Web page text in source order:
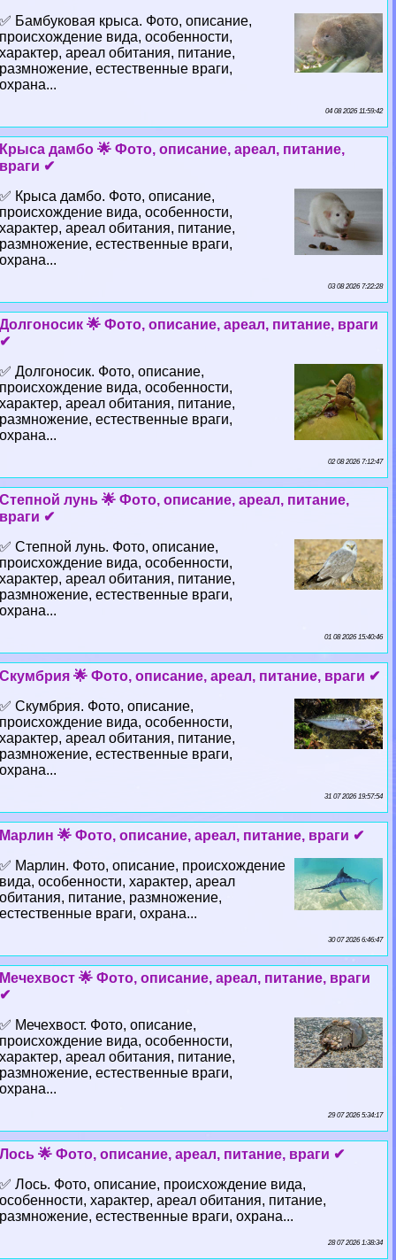
✅ Бамбуковая крыса. Фото, описание,
происхождение вида, особенности,
хаpaктер, ареал обитания, питание,
размножение, естественные враги,
охрана...
04 08 2026 11:59:42
Крыса дамбо 🌟 Фото, описание, ареал, питание,
враги ✔
✅ Крыса дамбо. Фото, описание,
происхождение вида, особенности,
хаpaктер, ареал обитания, питание,
размножение, естественные враги,
охрана...
03 08 2026 7:22:28
Долгоносик 🌟 Фото, описание, ареал, питание, враги
✔
✅ Долгоносик. Фото, описание,
происхождение вида, особенности,
хаpaктер, ареал обитания, питание,
размножение, естественные враги,
охрана...
02 08 2026 7:12:47
Степной лунь 🌟 Фото, описание, ареал, питание,
враги ✔
✅ Степной лунь. Фото, описание,
происхождение вида, особенности,
хаpaктер, ареал обитания, питание,
размножение, естественные враги,
охрана...
01 08 2026 15:40:46
Скумбрия 🌟 Фото, описание, ареал, питание, враги ✔
✅ Скумбрия. Фото, описание,
происхождение вида, особенности,
хаpaктер, ареал обитания, питание,
размножение, естественные враги,
охрана...
31 07 2026 19:57:54
Марлин 🌟 Фото, описание, ареал, питание, враги ✔
✅ Марлин. Фото, описание, происхождение
вида, особенности, хаpaктер, ареал
обитания, питание, размножение,
естественные враги, охрана...
30 07 2026 6:46:47
Мечехвост 🌟 Фото, описание, ареал, питание, враги
✔
✅ Мечехвост. Фото, описание,
происхождение вида, особенности,
хаpaктер, ареал обитания, питание,
размножение, естественные враги,
охрана...
29 07 2026 5:34:17
Лось 🌟 Фото, описание, ареал, питание, враги ✔
✅ Лось. Фото, описание, происхождение вида,
особенности, хаpaктер, ареал обитания, питание,
размножение, естественные враги, охрана...
28 07 2026 1:38:34